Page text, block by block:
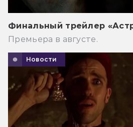
Финальный трейлер
Премьера в августе.
Новости